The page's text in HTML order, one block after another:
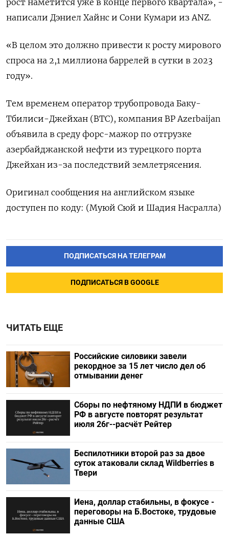
рост наметится уже в конце первого квартала», -
написали Дэниел Хайнс и Сони Кумари из ANZ.
«В целом это должно привести к росту мирового
спроса на 2,1 миллиона баррелей в сутки в 2023
году».
Тем временем оператор трубопровода Баку-
Тбилиси-Джейхан (BTC), компания BP Azerbaijan
объявила в среду форс-мажор по отгрузке
азербайджанской нефти из турецкого порта
Джейхан из-за последствий землетрясения.
Оригинал сообщения на английском языке
доступен по коду: (Муюй Сюй и Шадия Насралла)
ПОДПИСАТЬСЯ НА ТЕЛЕГРАМ
ПОДПИСАТЬСЯ В GOOGLE
ЧИТАТЬ ЕЩЕ
Российские силовики завели
рекордное за 15 лет число дел об
отмывании денег
Сборы по нефтяному НДПИ в бюджет
РФ в августе повторят результат
июля 26г--расчёт Рейтер
Беспилотники второй раз за двое
суток атаковали склад Wildberries в
Твери
Иена, доллар стабильны, в фокусе -
переговоры на Б.Востоке, трудовые
данные США